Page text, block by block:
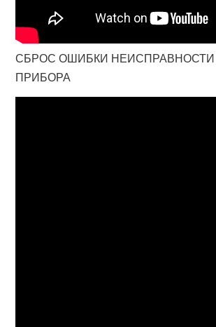
СБРОС ОШИБКИ НЕИСПРАВНОСТИ
ПРИБОРА